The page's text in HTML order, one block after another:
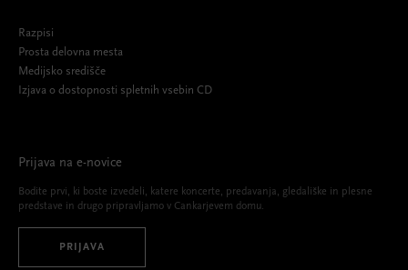
Razpisi
Prosta delovna mesta
Medijsko središče
Izjava o dostopnosti spletnih vsebin CD
Prijava na e-novice
Bodite prvi, ki boste izvedeli, katere koncerte, predavanja, gledališke in plesne
predstave in drugo pripravljamo v Cankarjevem domu.
PRIJAVA